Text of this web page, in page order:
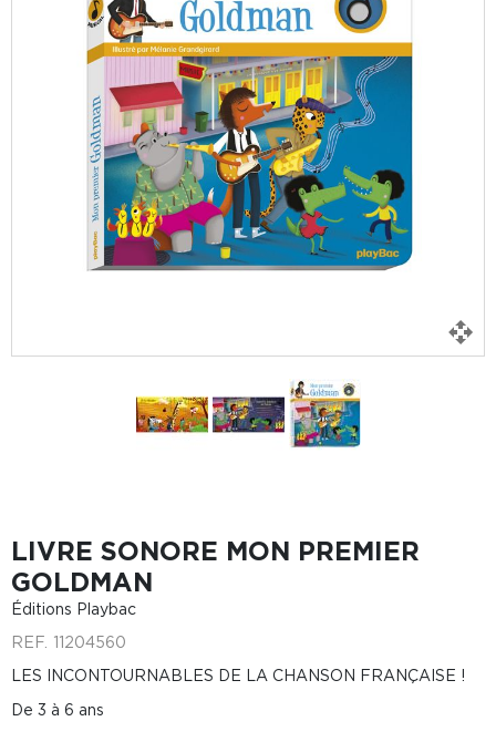
LIVRE SONORE MON PREMIER
GOLDMAN
Éditions Playbac
REF. 11204560
LES INCONTOURNABLES DE LA CHANSON FRANÇAISE !
De 3 à 6 ans